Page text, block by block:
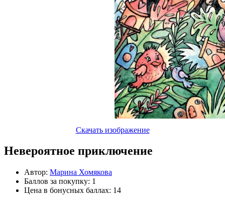
Скачать изображение
Невероятное приключение
Автор: Марина Хомякова
Баллов за покупку: 1
Цена в бонусных баллах: 14